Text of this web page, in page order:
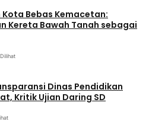
Bebas Kemacetan:
Kereta Bawah Tanah sebagai
Dinas Pendidikan
Kritik Ujian Daring SD